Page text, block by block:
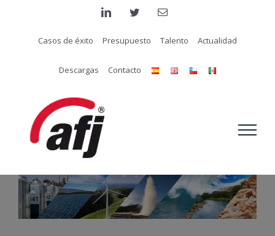
contenido
linkedintwitter Correo
Casos de éxito Presupuesto Talento Actualidad
Descargas Contacto